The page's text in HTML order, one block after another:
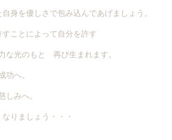
を優しさで包み込んであげましょう。
ことによって自分を許す
光のもと 再び生まれます。
へ。
みへ。
りましょう・・・